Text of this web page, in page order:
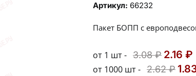
Артикул: 66232
Пакет БОПП с
от 1 шт - 3.08 ₽ 2.16 ₽
от 1000 шт - 2.62 ₽